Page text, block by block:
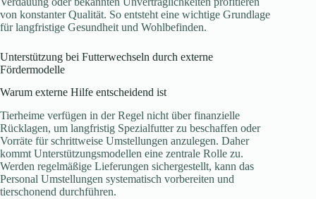
von konstanter Qualität. So entsteht eine wichtige Grundlage
für langfristige Gesundheit und Wohlbefinden.
Unterstützung bei Futterwechseln durch externe
Fördermodelle
Warum externe Hilfe entscheidend ist
Tierheime verfügen in der Regel nicht über finanzielle
Rücklagen, um langfristig Spezialfutter zu beschaffen oder
Vorräte für schrittweise Umstellungen anzulegen. Daher
kommt Unterstützungsmodellen eine zentrale Rolle zu.
Werden regelmäßige Lieferungen sichergestellt, kann das
Personal Umstellungen systematisch vorbereiten und
tierschonend durchführen.